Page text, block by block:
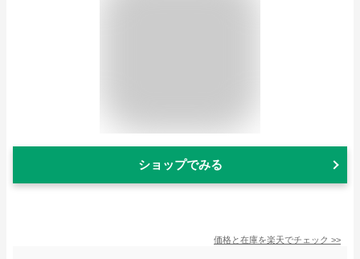
ショップでみる
価格と在庫を楽天でチェック >>